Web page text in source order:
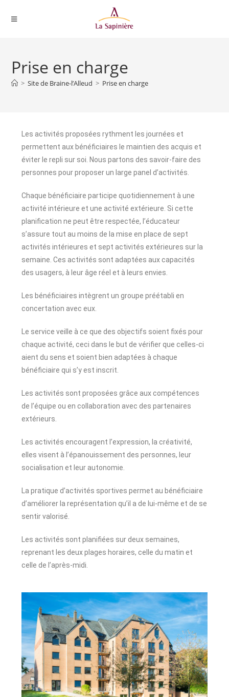
Prise en charge
> Site de Braine-l’Alleud > Prise en charge
Les activités proposées rythment les journées et
permettent aux bénéficiaires le maintien des acquis et
éviter le repli sur soi. Nous partons des savoir-faire des
personnes pour proposer un large panel d’activités.
Chaque bénéficiaire participe quotidiennement à une
activité intérieure et une activité extérieure. Si cette
planification ne peut être respectée, l’éducateur
s’assure tout au moins de la mise en place de sept
activités intérieures et sept activités extérieures sur la
semaine. Ces activités sont adaptées aux capacités
des usagers, à leur âge réel et à leurs envies.
Les bénéficiaires intègrent un groupe préétabli en
concertation avec eux.
Le service veille à ce que des objectifs soient fixés pour
chaque activité, ceci dans le but de vérifier que celles-ci
aient du sens et soient bien adaptées à chaque
bénéficiaire qui s’y est inscrit.
Les activités sont proposées grâce aux compétences
de l’équipe ou en collaboration avec des partenaires
extérieurs.
Les activités encouragent l’expression, la créativité,
elles visent à l’épanouissement des personnes, leur
socialisation et leur autonomie.
La pratique d’activités sportives permet au bénéficiaire
d’améliorer la représentation qu’il a de lui-même et de se
sentir valorisé.
Les activités sont planifiées sur deux semaines,
reprenant les deux plages horaires, celle du matin et
celle de l’après-midi.